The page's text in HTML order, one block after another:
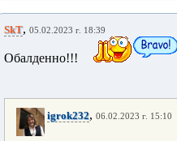
SkT, 05.02.2023 г. 18:39
Обалденно!!!
igrok232, 06.02.2023 г. 15:10